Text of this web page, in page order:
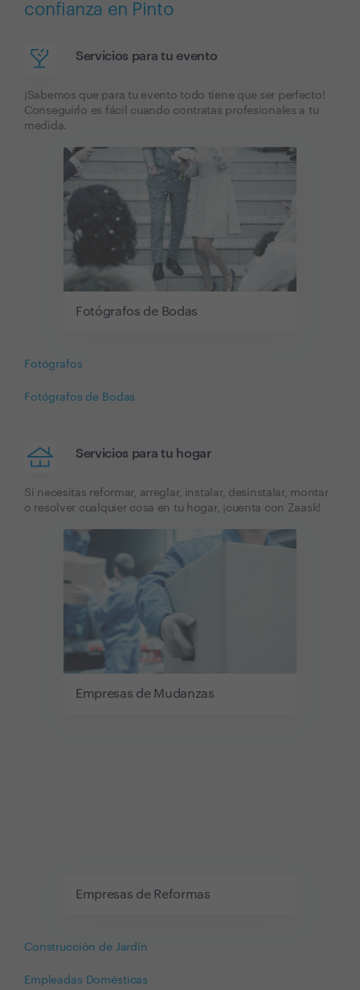
confianza en Pinto
Servicios para tu evento
¡Sabemos que para tu evento todo tiene que ser perfecto!
Conseguirlo es fácil cuando contratas profesionales a tu
medida.
Fotógrafos de Bodas
Fotógrafos
Fotógrafos de Bodas
Servicios para tu hogar
Si necesitas reformar, arreglar, instalar, desinstalar, montar
o resolver cualquier cosa en tu hogar, ¡cuenta con Zaask!
Empresas de Mudanzas
Empresas de Reformas
Construcción de Jardín
Empleadas Domésticas